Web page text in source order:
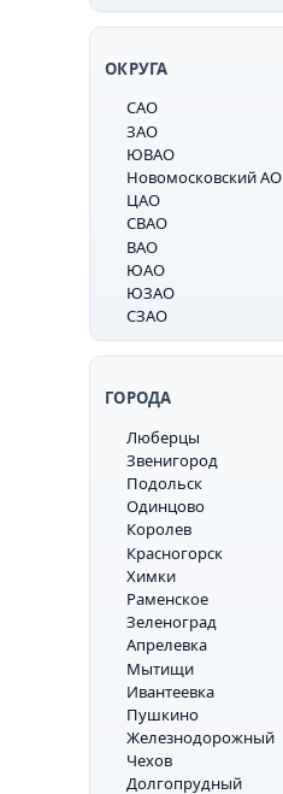
ОКРУГА
САО
ЗАО
ЮВАО
Новомосковский АО
ЦАО
СВАО
ВАО
ЮАО
ЮЗАО
СЗАО
ГОРОДА
Люберцы
Звенигород
Подольск
Одинцово
Королев
Красногорск
Химки
Раменское
Зеленоград
Апрелевка
Мытищи
Ивантеевка
Пушкино
Железнодорожный
Чехов
Долгопрудный